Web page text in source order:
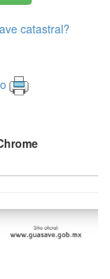
catastral?